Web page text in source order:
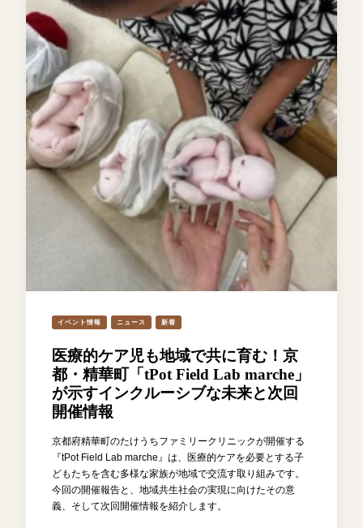
イベント情報 ニュース 新着
医療的ケア児も地域で共に育む！京
都・精華町「tPot Field Lab marche」
が示すインクルーシブな未来と次回
開催情報
京都府精華町のたけうちファミリークリニックが開催する
『tPot Field Lab marche』は、医療的ケアを必要とする子
どもたちを含む多様な家族が地域で交流す取り組みです。
今回の開催報告と、地域共生社会の実現に向けたその意
義、そして次回開催情報を紹介します。